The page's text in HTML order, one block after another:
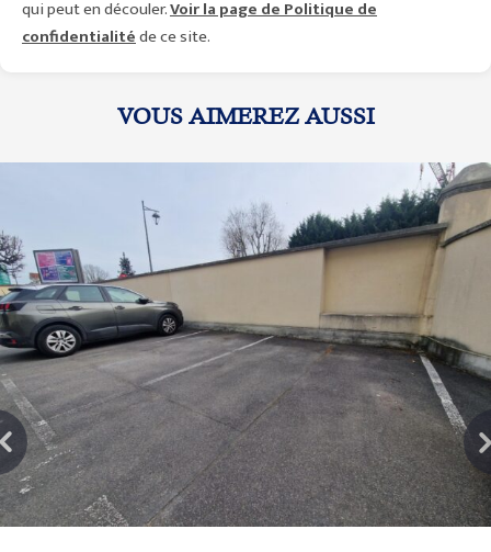
qui peut en découler.Voir la page de Politique de
confidentialitéde ce site.
VOUS AIMEREZ AUSSI